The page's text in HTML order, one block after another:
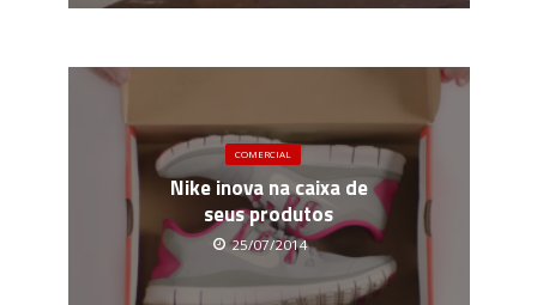
COMERCIAL
Nike inova na caixa de
seus produtos
25/07/2014